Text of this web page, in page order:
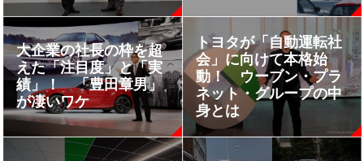
大企業の社長の枠を超
えた「注目度」と「実
績」！ 「豊田章男」
が凄いワケ
トヨタが「自動運転社
会」に向けて本格始
動！ ウーブン・プラ
ネット・グループの中
身とは